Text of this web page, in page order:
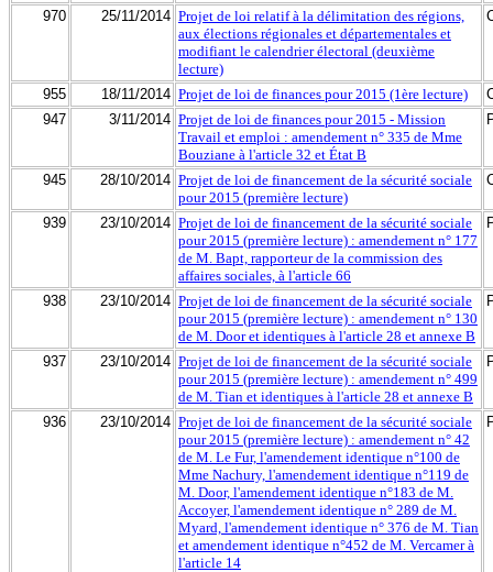
970 25/11/2014 Projet de loi relatif à la délimitation des régions,
aux élections régionales et départementales et
modifiant le calendrier électoral (deuxième
lecture)
955 18/11/2014 Projet de loi de finances pour 2015 (1ère lecture)
947
3/11/2014 Projet de loi de finances pour 2015 - Mission
Travail et emploi : amendement n° 335 de Mme
Bouziane à l'article 32 et État B
945 28/10/2014 Projet de loi de financement de la sécurité sociale
pour 2015 (première lecture)
939 23/10/2014 Projet de loi de financement de la sécurité sociale
pour 2015 (première lecture) : amendement n° 177
de M. Bapt, rapporteur de la commission des
affaires sociales, à l'article 66
938 23/10/2014 Projet de loi de financement de la sécurité sociale
pour 2015 (première lecture) : amendement n° 130
de M. Door et identiques à l'article 28 et annexe B
937 23/10/2014 Projet de loi de financement de la sécurité sociale
pour 2015 (première lecture) : amendement n° 499
de M. Tian et identiques à l'article 28 et annexe B
936 23/10/2014 Projet de loi de financement de la sécurité sociale
pour 2015 (première lecture) : amendement n° 42
de M. Le Fur, l'amendement identique n°100 de
Mme Nachury, l'amendement identique n°119 de
M. Door, l'amendement identique n°183 de M.
Accoyer, l'amendement identique n° 289 de M.
Myard, l'amendement identique n° 376 de M. Tian
et amendement identique n°452 de M. Vercamer à
l'article 14